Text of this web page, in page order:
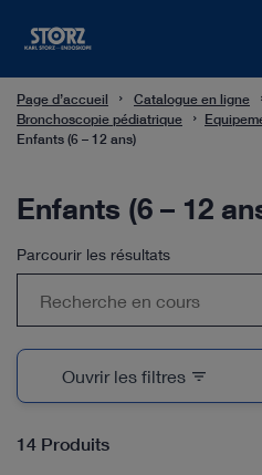
Page d’accueil Catalogue en ligne
Bronchoscopie pédiatrique
Enfants (6 – 12 ans)
Enfants (6 – 12
14 Produits
Parcourir les résultats
Ouvrir les filtres filter_list